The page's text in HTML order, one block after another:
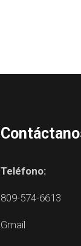
Teléfono:
809-574-6613
Gmail